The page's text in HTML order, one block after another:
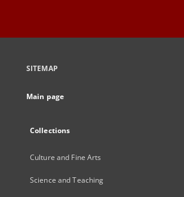
SITEMAP
Main page
Collections
Culture and Fine Arts
Science and Teaching